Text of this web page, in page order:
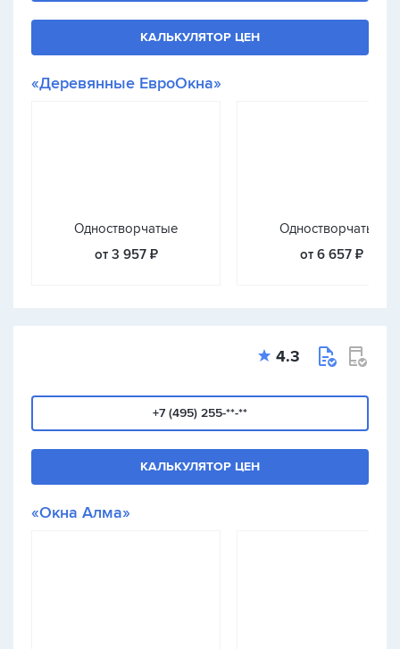
КАЛЬКУЛЯТОР ЦЕН
«Деревянные ЕвроОкна»
Одностворчатые
от 3 957 ₽
Одностворчатые
от 6 657 ₽
4.3
+7 (495) 255-**-**
КАЛЬКУЛЯТОР ЦЕН
«Окна Алма»